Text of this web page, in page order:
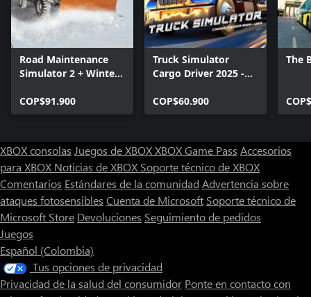
Road Maintenance
Simulator 2 + Winter
COP$91.900
Truck Simulator
Cargo Driver 2025 -
COP$60.900
The
XBOX consolas Juegos de XBOXXBOX Game Pass Accesorios
para XBOX Noticias de XBOX Soporte técnico de XBOX
Comentarios Estándares de la comunidad Advertencia sobre
ataques fotosensibles Cuenta de Microsoft Soporte técnico de
Microsoft Store Devoluciones Seguimiento de pedidos
Juegos
Español (Colombia)
Tus opciones de privacidad
Privacidad de la salud del consumidor Ponte en contacto con